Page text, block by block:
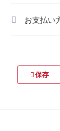
お支払い
保存